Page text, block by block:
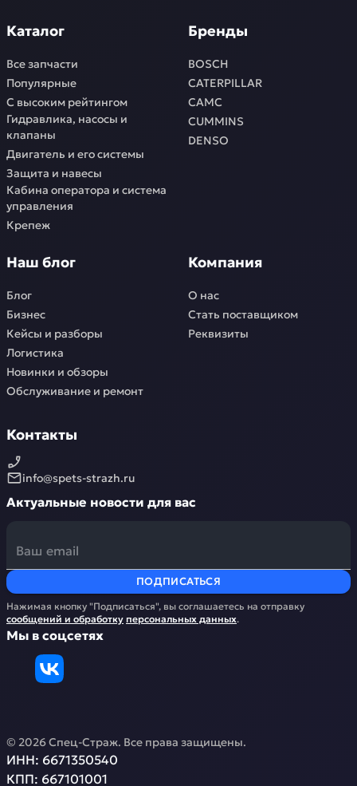
Каталог
Все запчасти
Популярные
С высоким рейтингом
Гидравлика, насосы и
клапаны
Двигатель и его системы
Защита и навесы
Кабина оператора и система
управления
Крепеж
Бренды
BOSCH
CATERPILLAR
CAMC
CUMMINS
DENSO
Наш блог
Блог
Бизнес
Кейсы и разборы
Логистика
Новинки и обзоры
Обслуживание и ремонт
Компания
О нас
Стать поставщиком
Реквизиты
Контакты
info@spets-strazh.ru
Актуальные новости для вас
ПОДПИСАТЬСЯ
Нажимая кнопку "Подписаться", вы соглашаетесь на отправку
сообщений и обработку персональных данных.
Мы в соцсетях
© 2026Спец-Страж. Все права защищены.
ИНН: 6671350540
КПП: 667101001